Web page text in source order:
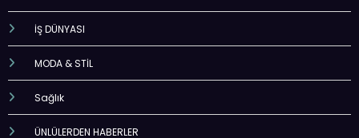
İŞ DÜNYASI
MODA & STİL
Sağlık
ÜNLÜLERDEN HABERLER